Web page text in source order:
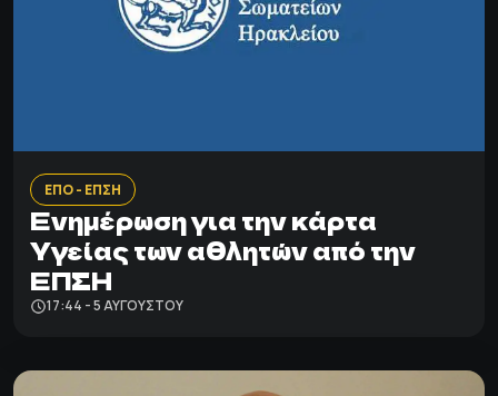
ΕΠΟ - ΕΠΣΗ
Ενημέρωση για την κάρτα
Υγείας των αθλητών από την
ΕΠΣΗ
17:44 - 5 ΑΥΓΟΎΣΤΟΥ